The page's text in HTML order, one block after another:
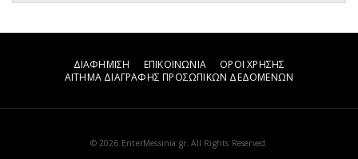
ΔΙΑΦΗΜΙΣΗ ΕΠΙΚΟΙΝΩΝΙΑ
ΟΡΟΙ ΧΡΗΣΗΣ
ΑΙΤΗΜΑ ΔΙΑΓΡΑΦΗΣ ΠΡΟΣΩΠΙΚΩΝ ΔΕΔΟΜΕΝΩΝ
© 2026 EnterMessinia.gr. All Rights Reserved.